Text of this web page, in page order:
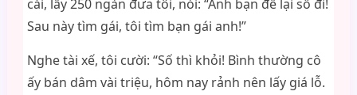
cái, lấy 250 ngàn đưa tôi, nói: “Anh bạn để lại số đi!
Sau này tìm gái, tôi tìm bạn gái anh!”
Nghe tài xế, tôi cười: “Số thì khỏi! Bình thường cô
ấy bán dâm vài triệu, hôm nay rảnh nên lấy giá lỗ.